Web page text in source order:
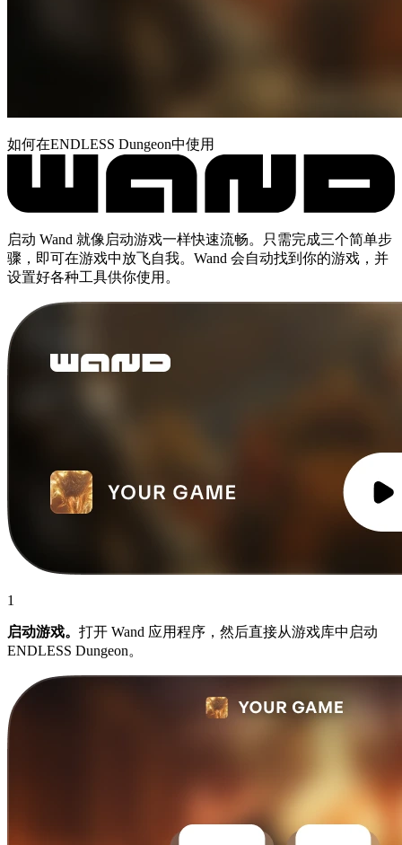
如何在ENDLESS Dungeon中使用
启动 Wand 就像启动游戏一样快速流畅。只需完成三个简单步
骤，即可在游戏中放飞自我。Wand 会自动找到你的游戏，并
设置好各种工具供你使用。
1
启动游戏。 打开 Wand 应用程序，然后直接从游戏库中启动
ENDLESS Dungeon。